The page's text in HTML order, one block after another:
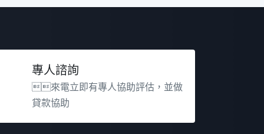
專人諮詢
來電立即有專人協助評估，並做
貸款協助